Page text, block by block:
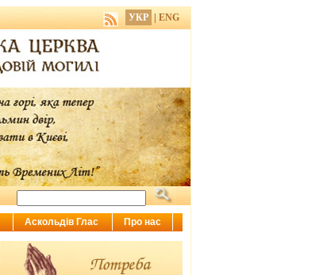
УКР ENG
Аскольдів Глас Про нас